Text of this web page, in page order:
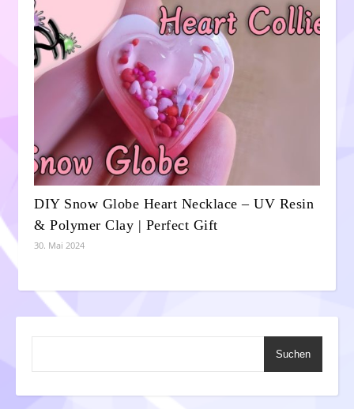
DIY Snow Globe Heart Necklace – UV Resin
& Polymer Clay | Perfect Gift
30. Mai 2024
Suchen